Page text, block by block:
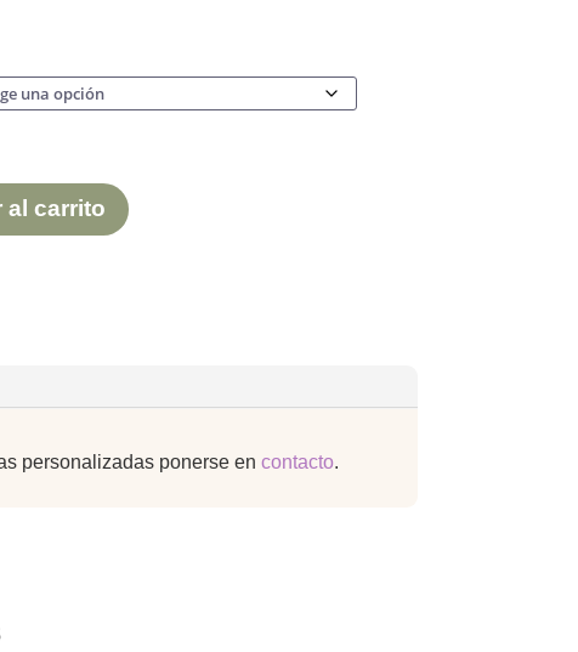
al carrito
personalizadas ponerse en contacto.